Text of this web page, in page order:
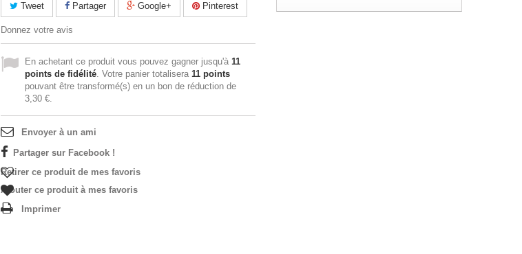
Tweet Partager Google+ Pinterest
Donnez votre avis
En achetant ce produit vous pouvez gagner jusqu'à 11
points de fidélité. Votre panier totalisera 11 points
pouvant être transformé(s) en un bon de réduction de
3,30 €.
Envoyer à un ami
Partager sur Facebook !
Retirer ce produit de mes favoris
Ajouter ce produit à mes favoris
Imprimer